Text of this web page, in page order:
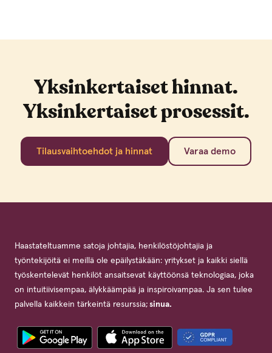
Yksinkertaiset hinnat.
Yksinkertaiset prosessit.
Tilausvaihtoehdot ja hinnat Varaa demo
Haastateltuamme satoja johtajia, henkilöstöjohtajia ja
työntekijöitä ei meillä ole epäilystäkään: yritykset ja kaikki siellä
työskentelevät henkilöt ansaitsevat käyttöönsä teknologiaa, joka
on intuitiivisempaa, älykkäämpää ja inspiroivampaa. Ja sen tulee
palvella kaikkein tärkeintä resurssia; sinua.